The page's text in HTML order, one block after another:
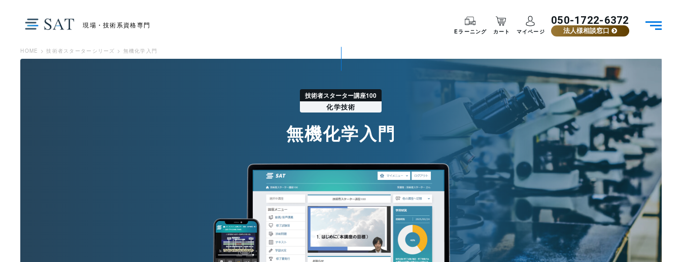
現場・技術系資格専門
Eラーニング カート マイページ
050-1722-6372
法人様相談窓口
HOME >技術者スターターシリーズ > 無機化学入門
技術者スターター講座100
化学技術
無機化学入門